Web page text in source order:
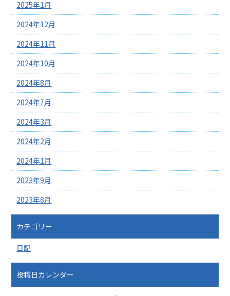
2025年1月
2024年12月
2024年11月
2024年10月
2024年8月
2024年7月
2024年3月
2024年2月
2024年1月
2023年9月
2023年8月
カテゴリー
日記
投稿日カレンダー